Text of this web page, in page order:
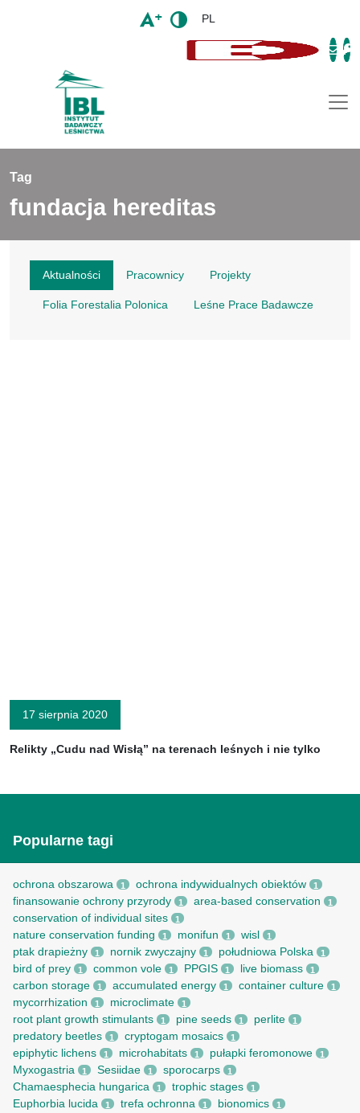
PL
Tag
fundacja hereditas
Aktualności Pracownicy Projekty
Folia Forestalia Polonica Leśne Prace Badawcze
17 sierpnia 2020
Relikty „Cudu nad Wisłą” na terenach leśnych i nie tylko
Popularne tagi
ochrona obszarowa 1 ochrona indywidualnych obiektów 1
finansowanie ochrony przyrody 1 area-based conservation 1
conservation of individual sites 1
nature conservation funding 1 monifun 1 wisl 1
ptak drapieżny 1 nornik zwyczajny 1 południowa Polska 1
bird of prey 1 common vole 1 PPGIS 1 live biomass 1
carbon storage 1 accumulated energy 1 container culture 1
mycorrhization 1 microclimate 1
root рlant growth stimulants 1 pine seeds 1 perlite 1
predatory beetles 1 cryptogam mosaics 1
epiphytic lichens 1 microhabitats 1 pułapki feromonowe 1
Myxogastria 1 Sesiidae 1 sporocarps 1
Chamaesphecia hungarica 1 trophic stages 1
Euphorbia lucida 1 trefa ochronna 1 bionomics 1